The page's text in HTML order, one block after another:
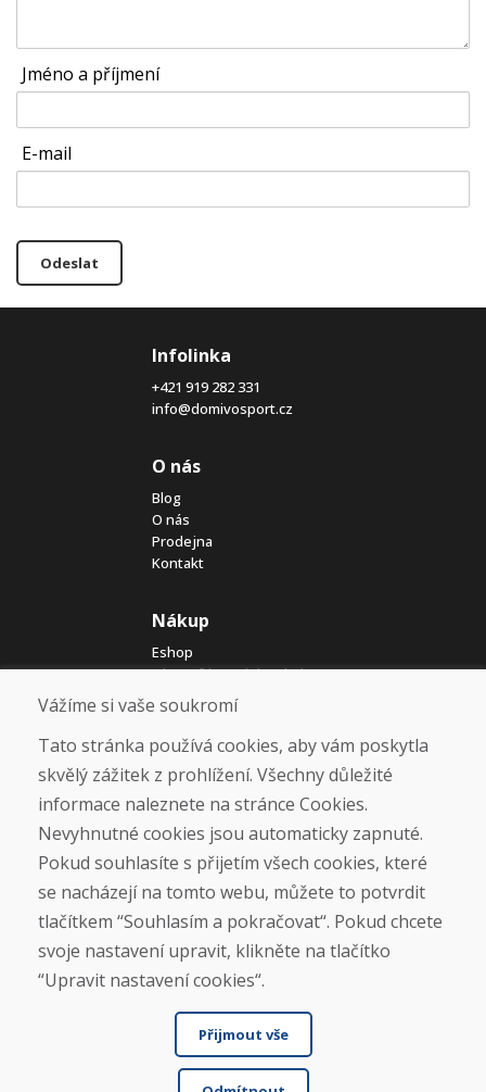
Jméno a příjmení
E-mail
Odeslat
Infolinka
+421 919 282 331
info@domivosport.cz
O nás
Blog
O nás
Prodejna
Kontakt
Nákup
Eshop
Jak posíláme elektrokola
Obchodní podmínky
Doprava
Platba
Vrácení a výměna zboží
Ochrana osobních údajů
Cookies
Sociální sítě
Vážíme si vaše soukromí
Tato stránka používá cookies, aby vám poskytla
skvělý zážitek z prohlížení. Všechny důležité
informace naleznete na stránce Cookies.
Nevyhnutné cookies jsou automaticky zapnuté.
Pokud souhlasíte s přijetím všech cookies, které
se nacházejí na tomto webu, můžete to potvrdit
tlačítkem “Souhlasím a pokračovat“. Pokud chcete
svoje nastavení upravit, klikněte na tlačítko
“Upravit nastavení cookies“.
Přijmout vše